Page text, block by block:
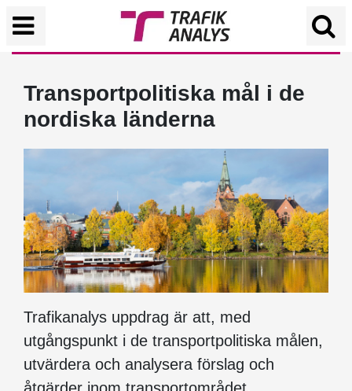
Transportpolitiska mål i de
nordiska länderna
Trafikanalys uppdrag är att, med
utgångspunkt i de transportpolitiska målen,
utvärdera och analysera förslag och